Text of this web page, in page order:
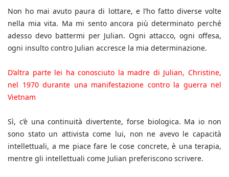
Non ho mai avuto paura di lottare, e l’ho fatto diverse volte
nella mia vita. Ma mi sento ancora più determinato perché
adesso devo battermi per Julian. Ogni attacco, ogni offesa,
ogni insulto contro Julian accresce la mia determinazione.
D’altra parte lei ha conosciuto la madre di Julian, Christine,
nel 1970 durante una manifestazione contro la guerra nel
Vietnam
Sì, c’è una continuità divertente, forse biologica. Ma io non
sono stato un attivista come lui, non ne avevo le capacità
intellettuali, a me piace fare le cose concrete, è una terapia,
mentre gli intellettuali come Julian preferiscono scrivere.